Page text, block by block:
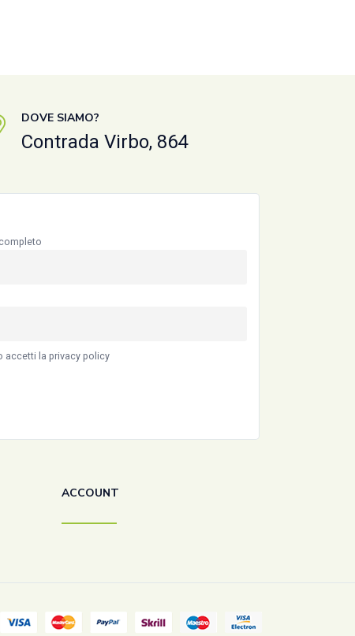
DOVE SIAMO?
Contrada Virbo, 864
accetti la privacy policy
ACCOUNT